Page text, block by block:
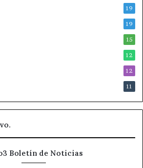
19
19
15
12
12
11
Boletín de Noticias